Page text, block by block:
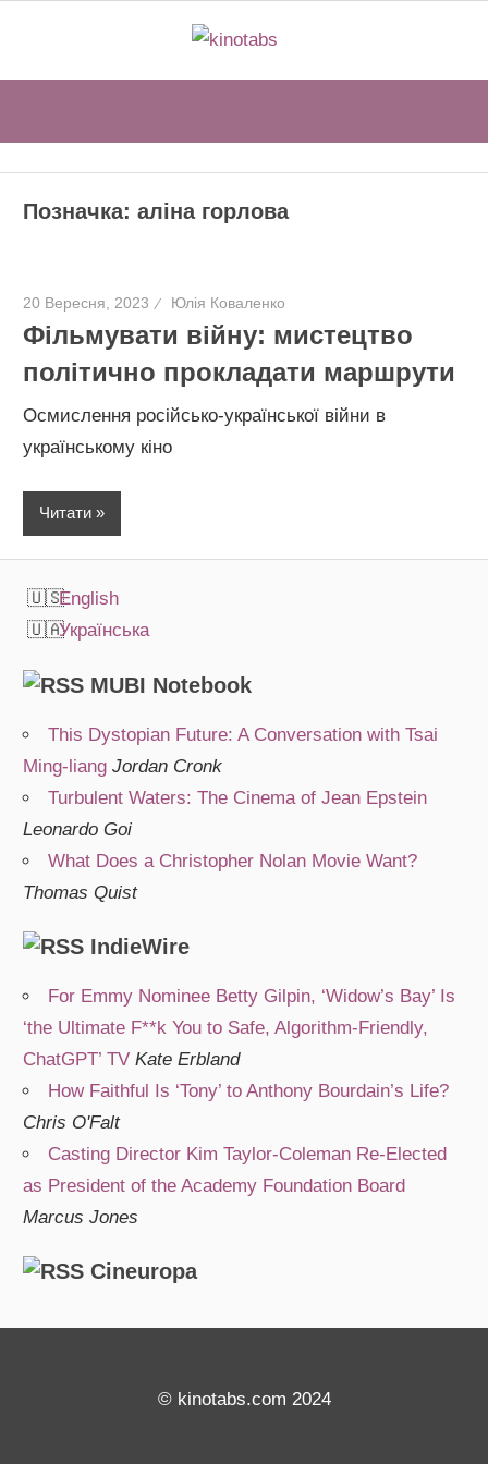
вмісту
Позначка:аліна горлова
20 Вересня, 2023 Юлія Коваленко
Фільмувати війну: мистецтво
політично прокладати маршрути
Осмислення російсько-української війни в
українському кіно
Читати
English
Українська
MUBI Notebook
This Dystopian Future: A Conversation with Tsai
Ming-liang Jordan Cronk
Turbulent Waters: The Cinema of Jean Epstein
Leonardo Goi
What Does a Christopher Nolan Movie Want?
Thomas Quist
IndieWire
For Emmy Nominee Betty Gilpin, ‘Widow’s Bay’ Is
‘the Ultimate F**k You to Safe, Algorithm-Friendly,
ChatGPT’ TV Kate Erbland
How Faithful Is ‘Tony’ to Anthony Bourdain’s Life?
Chris O'Falt
Casting Director Kim Taylor-Coleman Re-Elected
as President of the Academy Foundation Board
Marcus Jones
Cineuropa
© kinotabs.com 2024